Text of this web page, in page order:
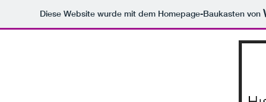
Diese Website wurde mit dem Homepage-Baukasten von